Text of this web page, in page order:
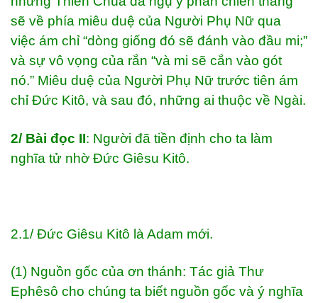
sẽ về phía miêu duệ của Người Phụ Nữ qua
việc ám chỉ “dòng giống đó sẽ đánh vào đầu mi;”
và sự vô vọng của rắn “và mi sẽ cắn vào gót
nó.” Miêu duệ của Người Phụ Nữ trước tiên ám
chỉ Đức Kitô, và sau đó, những ai thuộc về Ngài.
2/ Bài đọc II: Người đã tiền định cho ta làm
nghĩa tử nhờ Đức Giêsu Kitô.
2.1/ Đức Giêsu Kitô là Adam mới.
(1) Nguồn gốc của ơn thánh: Tác giả Thư
Ephêsô cho chúng ta biết nguồn gốc và ý nghĩa